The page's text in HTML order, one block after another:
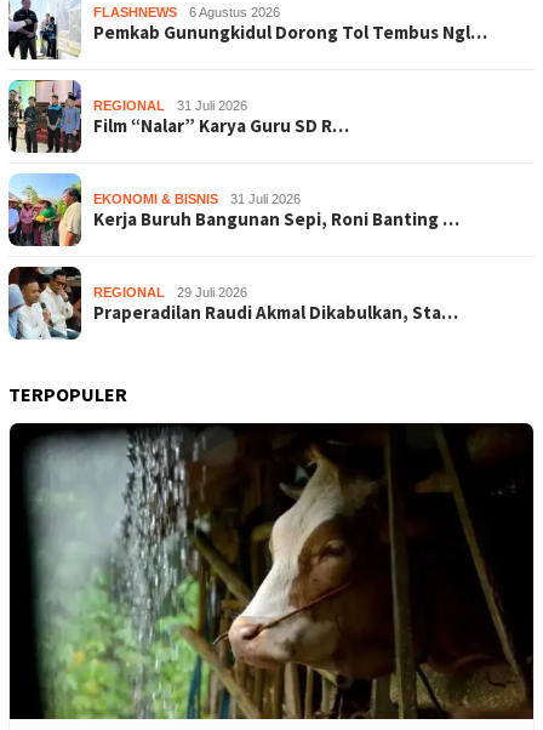
FLASHNEWS 6 Agustus 2026
Pemkab Gunungkidul Dorong Tol Tembus Ngl…
REGIONAL 31 Juli 2026
Film “Nalar” Karya Guru SD R…
EKONOMI & BISNIS 31 Juli 2026
Kerja Buruh Bangunan Sepi, Roni Banting …
REGIONAL 29 Juli 2026
Praperadilan Raudi Akmal Dikabulkan, Sta…
TERPOPULER